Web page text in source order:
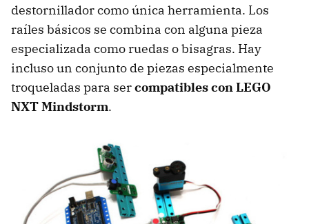
destornillador como única herramienta. Los
raíles básicos se combina con alguna pieza
especializada como ruedas o bisagras. Hay
incluso un conjunto de piezas especialmente
troqueladas para sercompatibles con LEGO
NXT Mindstorm.